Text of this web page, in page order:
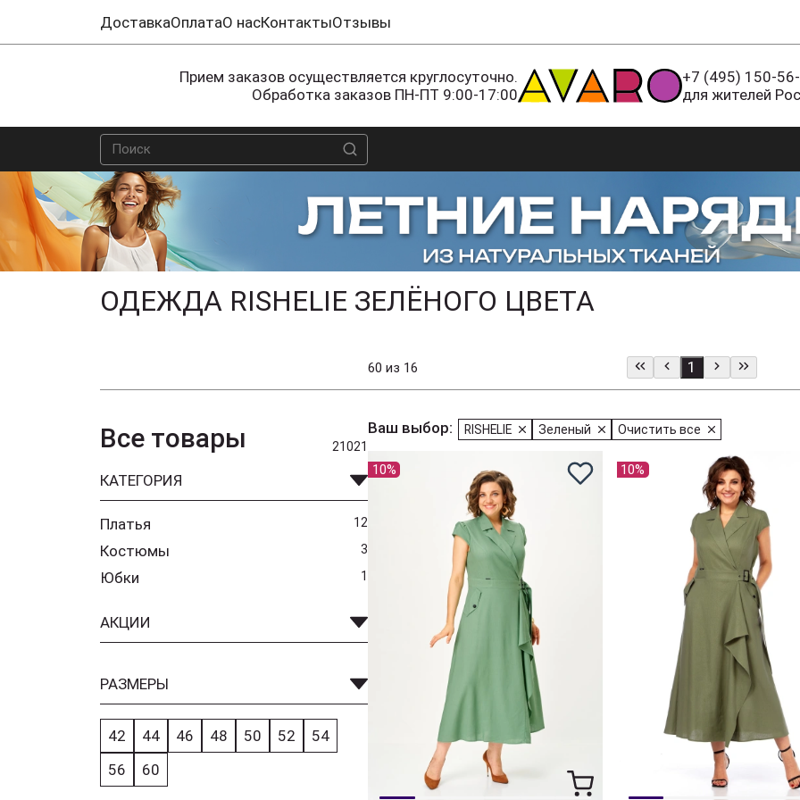
ДоставкаОплатаО насКонтактыОтзывы
Прием заказов осуществляется круглосуточно.
Обработка заказов ПН-ПТ 9:00-17:00
+7 (495) 150-
для жителей
ОДЕЖДА RISHELIE ЗЕЛЁНОГО ЦВЕТА
60 из 16 1
Все товары 21021
КАТЕГОРИЯ
Платья 12
Костюмы 3
Юбки 1
АКЦИИ
РАЗМЕРЫ
42 44 46 48 50 52
54
56
60
Ваш выбор: RISHELIE Зеленый Очистить все
10% 10%